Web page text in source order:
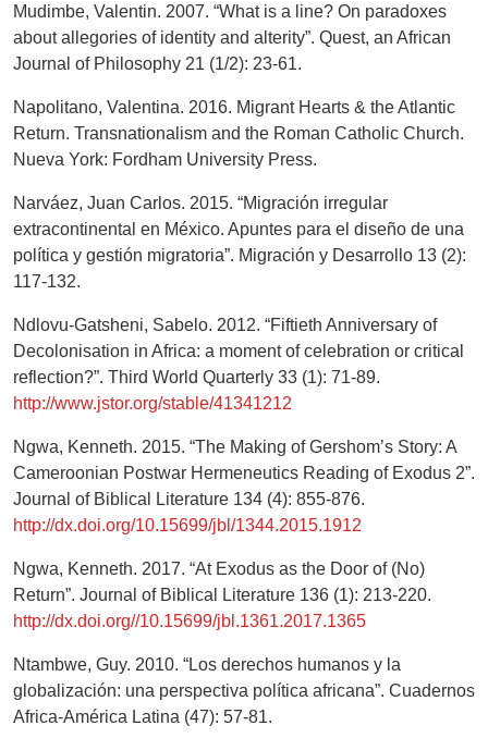
Mudimbe, Valentin. 2007. “What is a line? On paradoxes
about allegories of identity and alterity”. Quest, an African
Journal of Philosophy 21 (1/2): 23-61.
Napolitano, Valentina. 2016. Migrant Hearts & the Atlantic
Return. Transnationalism and the Roman Catholic Church.
Nueva York: Fordham University Press.
Narváez, Juan Carlos. 2015. “Migración irregular
extracontinental en México. Apuntes para el diseño de una
política y gestión migratoria”. Migración y Desarrollo 13 (2):
117-132.
Ndlovu-Gatsheni, Sabelo. 2012. “Fiftieth Anniversary of
Decolonisation in Africa: a moment of celebration or critical
reflection?”. Third World Quarterly 33 (1): 71-89.
http://www.jstor.org/stable/41341212
Ngwa, Kenneth. 2015. “The Making of Gershom’s Story: A
Cameroonian Postwar Hermeneutics Reading of Exodus 2”.
Journal of Biblical Literature 134 (4): 855-876.
http://dx.doi.org/10.15699/jbl/1344.2015.1912
Ngwa, Kenneth. 2017. “At Exodus as the Door of (No)
Return”. Journal of Biblical Literature 136 (1): 213-220.
http://dx.doi.org//10.15699/jbl.1361.2017.1365
Ntambwe, Guy. 2010. “Los derechos humanos y la
globalización: una perspectiva política africana”. Cuadernos
Africa-América Latina (47): 57-81.